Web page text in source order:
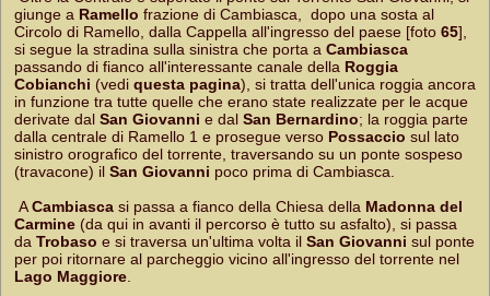
giunge a Ramello frazione di Cambiasca, dopo una sosta al
Circolo di Ramello, dalla Cappella all'ingresso del paese [foto 65],
si segue la stradina sulla sinistra che porta a Cambiasca
passando di fianco all'interessante canale della Roggia
Cobianchi (vedi questa pagina), si tratta dell'unica roggia ancora
in funzione tra tutte quelle che erano state realizzate per le acque
derivate dal San Giovanni e dal San Bernardino; la roggia parte
dalla centrale di Ramello 1 e prosegue verso Possaccio sul lato
sinistro orografico del torrente, traversando su un ponte sospeso
(travacone) il San Giovanni poco prima di Cambiasca.
ACambiasca si passa a fianco della Chiesa della Madonna del
Carmine (da qui in avanti il percorso è tutto su asfalto), si passa
da Trobaso e si traversa un'ultima volta il San Giovanni sul ponte
per poi ritornare al parcheggio vicino all'ingresso del torrente nel
Lago Maggiore